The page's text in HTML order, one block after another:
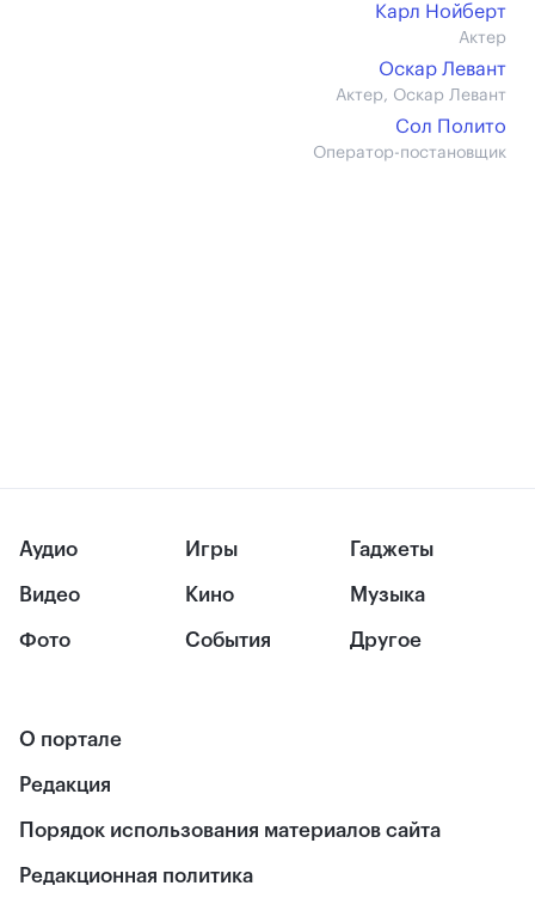
Карл Нойберт
Актер
Оскар Левант
Актер, Оскар Левант
Сол Полито
Оператор-постановщик
Аудио
Видео
Фото
Игры
Кино
События
Гаджеты
Музыка
Другое
О портале
Редакция
Порядок использования материалов сайта
Редакционная политика